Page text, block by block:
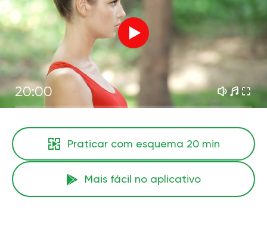
20:00
Praticar com esquema 20 min
Mais fácil no aplicativo